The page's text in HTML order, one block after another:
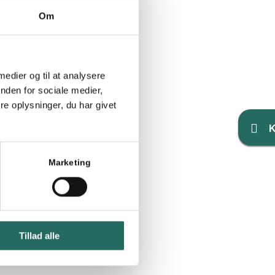
Om
og til at analysere
for sociale medier,
oplysninger, du har givet
Marketing
Tillad alle
indhold,
også de
årets IPMA
statuette.
fokus
forbi IPMA-